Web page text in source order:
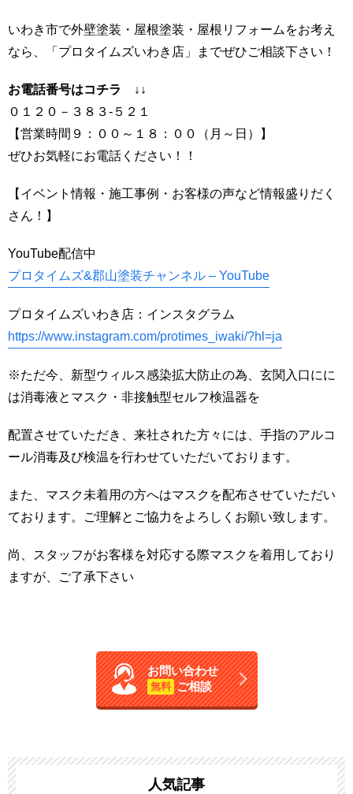
いわき市で外壁塗装・屋根塗装・屋根リフォームをお考え
なら、「プロタイムズいわき店」までぜひご相談下さい！
お電話番号はコチラ ↓↓
０１２０－３８３-５２１
【営業時間９：００～１８：００（月～日）】
ぜひお気軽にお電話ください！！
【イベント情報・施工事例・お客様の声など情報盛りだく
さん！】
YouTube配信中
プロタイムズ&郡山塗装チャンネル – YouTube
プロタイムズいわき店：インスタグラム
https://www.instagram.com/protimes_iwaki/?hl=ja
※ただ今、新型ウィルス感染拡大防止の為、玄関入口にに
は消毒液とマスク・非接触型セルフ検温器を
配置させていただき、来社された方々には、手指のアルコ
ール消毒及び検温を行わせていただいております。
また、マスク未着用の方へはマスクを配布させていただい
ております。ご理解とご協力をよろしくお願い致します。
尚、スタッフがお客様を対応する際マスクを着用しており
ますが、ご了承下さい
お問い合わせ
無料 ご相談
人気記事